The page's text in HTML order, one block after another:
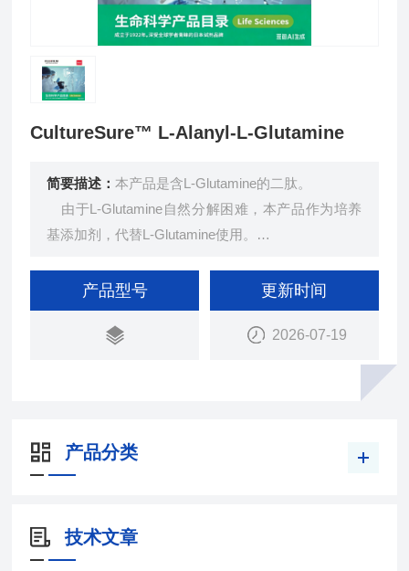
CultureSure™ L-Alanyl-L-Glutamine
简要描述：本产品是含L-Glutamine的二肽。
由于L-Glutamine自然分解困难，本产品作为培养
基添加剂，代替L-Glutamine使用。
可安心用于细胞培养。
产品型号 更新时间
2026-07-19
产品分类
技术文章